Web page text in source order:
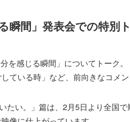
瞬間」発表会での特別
を感じる瞬間」についてトーク
ている時」など、前向きなコメン
たい。」篇は、2月5日より全国